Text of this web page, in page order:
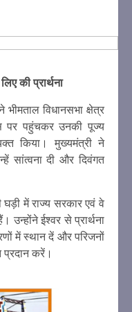
की प्रार्थना
भीमताल विधानसभा क्षेत्र
पर पहुंचकर उनकी पूज्य
किया। मुख्यमंत्री ने
सांत्वना दी और दिवंगत
में राज्य सरकार एवं वे
ईश्वर से प्रार्थना
में स्थान दें और परिजनों
करें।